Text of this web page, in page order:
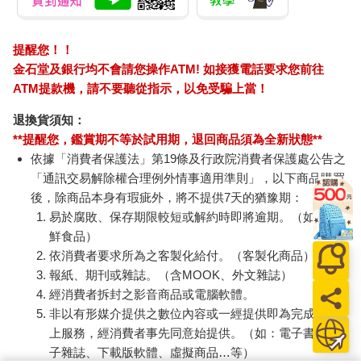
提醒您！！
金石堂及銀行均不會請您操作ATM! 如接獲電話要求您前往
ATM提款機，請不要聽從指示，以免受騙上當！
退換貨須知：
**提醒您，鑑賞期不等於試用期，退回商品須為全新狀態**
依據「消費者保護法」第19條及行政院消費者保護處公告之
「通訊交易解除權合理例外情事適用準則」，以下商品購買
後，除商品本身有瑕疵外，將不提供7天的猶豫期：
易於腐敗、保存期限較短或解約時即將逾期。（如：生
鮮食品）
依消費者要求所為之客製化給付。（客製化商品）
報紙、期刊或雜誌。（含MOOK、外文雜誌）
經消費者拆封之影音商品或電腦軟體。
非以有形媒介提供之數位內容或一經提供即為完成之線
上服務，經消費者事先同意始提供。（如：電子書、電
子雜誌、下載版軟體、虛擬商品…等）